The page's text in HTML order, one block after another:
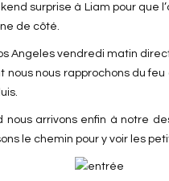
surprise à Liam pour
de côté.
Angeles vendredi matin
nous rapprochons du
nous arrivons enfin à notre
le chemin pour y voir les